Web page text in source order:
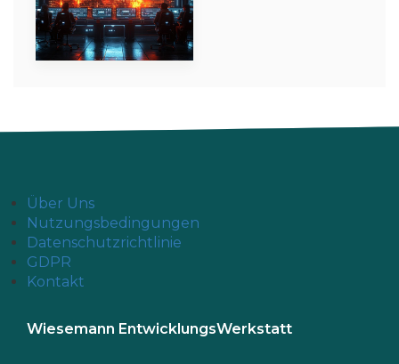
Über Uns
Nutzungsbedingungen
Datenschutzrichtlinie
GDPR
Kontakt
Wiesemann EntwicklungsWerkstatt